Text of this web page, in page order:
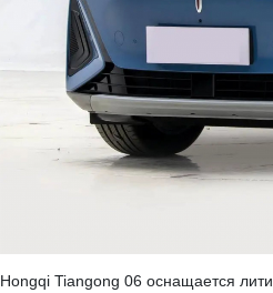
Hongqi Tiangong 06 оснащается